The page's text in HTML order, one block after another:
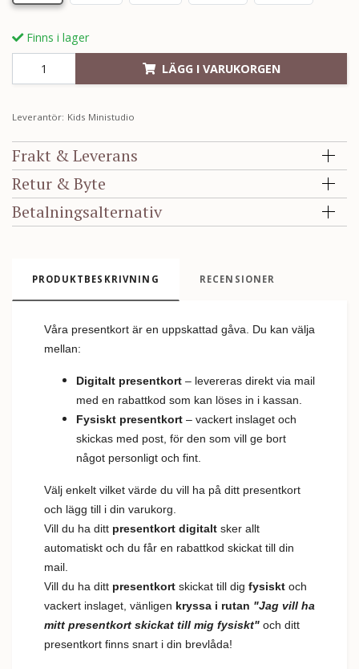
Finns i lager
LÄGG I VARUKORGEN
Leverantör: Kids Ministudio
Frakt & Leverans
Retur & Byte
Betalningsalternativ
PRODUKTBESKRIVNING RECENSIONER
Våra presentkort är en uppskattad gåva. Du kan välja
mellan:
Digitalt presentkort – levereras direkt via mail
med en rabattkod som kan löses in i kassan.
Fysiskt presentkort – vackert inslaget och
skickas med post, för den som vill ge bort
något personligt och fint.
Välj enkelt vilket värde du vill ha på ditt presentkort
och lägg till i din varukorg.
Vill du ha ditt presentkort digitalt sker allt
automatiskt och du får en rabattkod skickat till din
mail.
Vill du ha ditt presentkort skickat till dig fysiskt och
vackert inslaget, vänligen kryssa i rutan "Jag vill ha
mitt presentkort skickat till mig fysiskt" och ditt
presentkort finns snart i din brevlåda!